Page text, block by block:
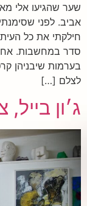
שער שהגיעו אלי
אביב. לפני
חילקתי את כל
סדר במחשבות.
בערמות שיבניהן
לצלם […]
ג׳ון בייל,